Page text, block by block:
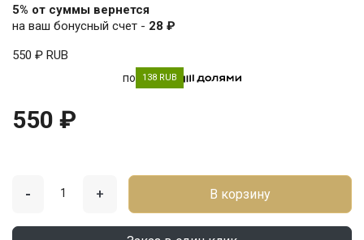
5% от суммы вернется
на ваш бонусный счет - 28 ₽
550 ₽ RUB
по 138 RUB
550 ₽
- + В корзину